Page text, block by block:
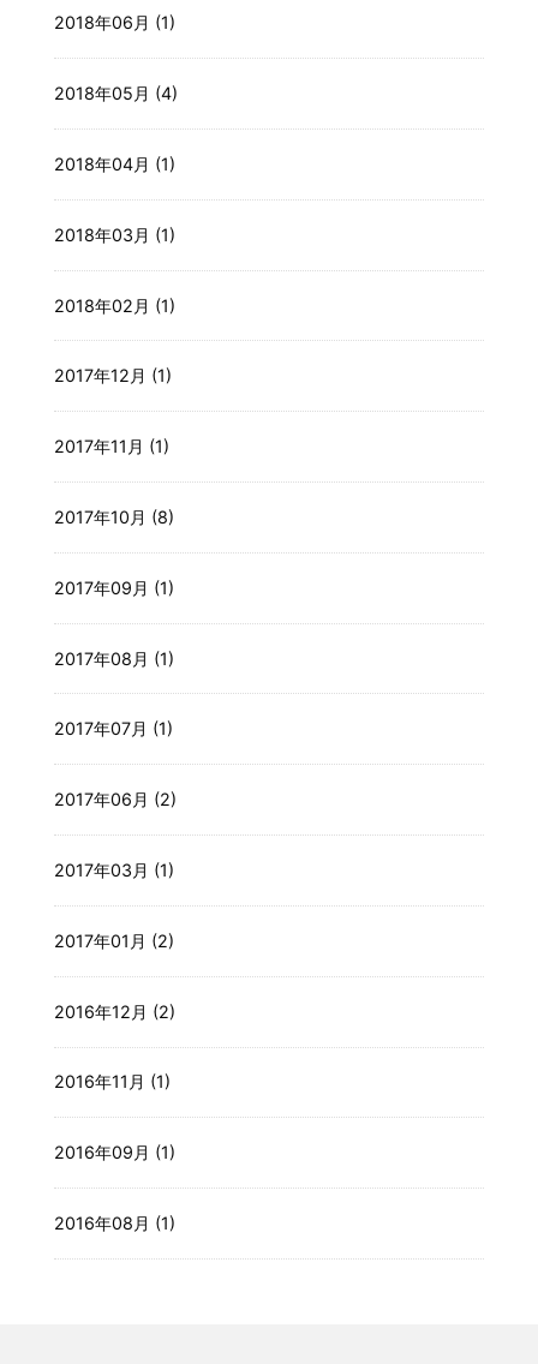
2018年06月 (1)
2018年05月 (4)
2018年04月 (1)
2018年03月 (1)
2018年02月 (1)
2017年12月 (1)
2017年11月 (1)
2017年10月 (8)
2017年09月 (1)
2017年08月 (1)
2017年07月 (1)
2017年06月 (2)
2017年03月 (1)
2017年01月 (2)
2016年12月 (2)
2016年11月 (1)
2016年09月 (1)
2016年08月 (1)